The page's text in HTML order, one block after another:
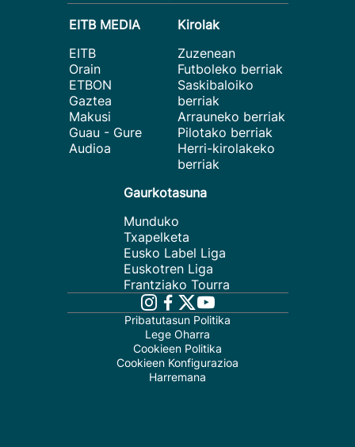
EITB MEDIA
EITB
Orain
ETBON
Gaztea
Makusi
Guau - Gure
Audioa
Kirolak
Zuzenean
Futboleko berriak
Saskibaloiko
berriak
Arrauneko berriak
Pilotako berriak
Herri-kirolakeko
berriak
Gaurkotasuna
Munduko
Txapelketa
Eusko Label Liga
Euskotren Liga
Frantziako Tourra
Pribatutasun Politika
Lege Oharra
Cookieen Politika
Cookieen Konfigurazioa
Harremana